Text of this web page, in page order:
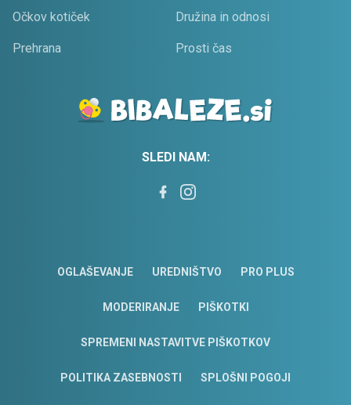
Očkov kotiček Družina in odnosi
Prehrana Prosti čas
SLEDI NAM:
OGLAŠEVANJE UREDNIŠTVO PRO PLUS
MODERIRANJE PIŠKOTKI
SPREMENI NASTAVITVE PIŠKOTKOV
POLITIKA ZASEBNOSTI SPLOŠNI POGOJI